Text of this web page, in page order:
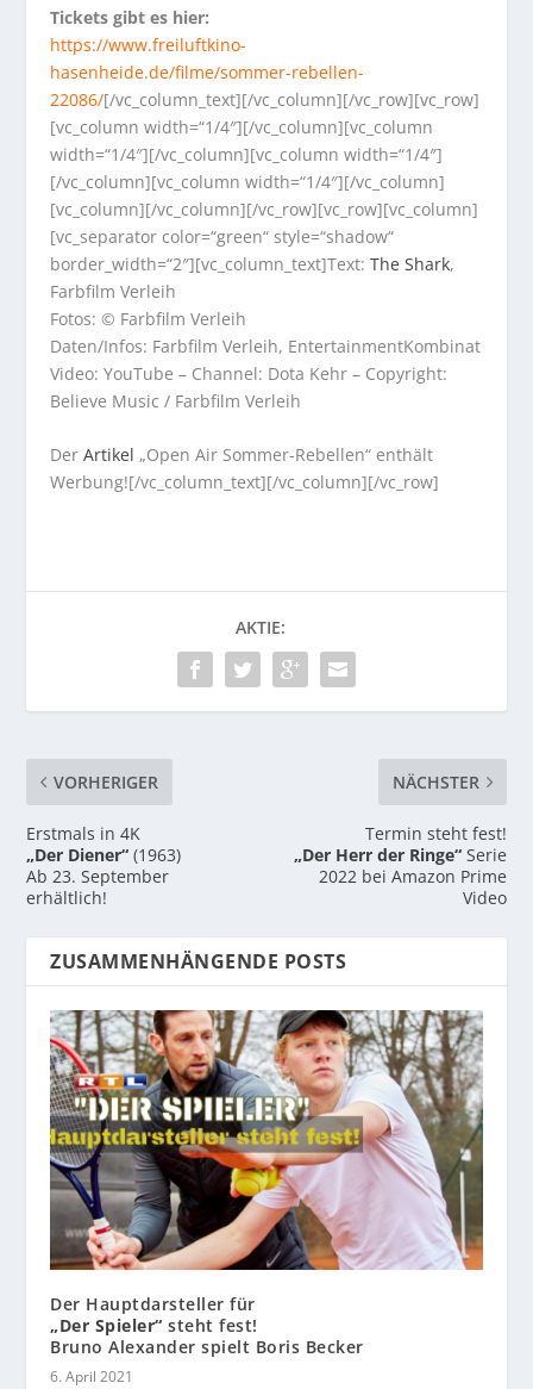
Tickets gibt es hier:
https://www.freiluftkino-
hasenheide.de/filme/sommer-rebellen-
22086/[/vc_column_text][/vc_column][/vc_row][vc_row]
[vc_column width=“1/4″][/vc_column][vc_column
width=“1/4″][/vc_column][vc_column width=“1/4″]
[/vc_column][vc_column width=“1/4″][/vc_column]
[vc_column][/vc_column][/vc_row][vc_row][vc_column]
[vc_separator color=“green“ style=“shadow“
border_width=“2″][vc_column_text]Text:The Shark,
Farbfilm Verleih
Fotos: © Farbfilm Verleih
Daten/Infos: Farbfilm Verleih, EntertainmentKombinat
Video: YouTube – Channel: Dota Kehr – Copyright:
Believe Music / Farbfilm Verleih
DerArtikel „Open Air Sommer-Rebellen“ enthält
Werbung![/vc_column_text][/vc_column][/vc_row]
AKTIE:
VORHERIGER
Erstmals in 4K
„Der Diener“ (1963)
Ab 23. September
erhältlich!
NÄCHSTER
Termin steht fest!
„Der Herr der Ringe“ Serie
2022 bei Amazon Prime
Video
ZUSAMMENHÄNGENDE POSTS
Der Hauptdarsteller für
„Der Spieler“steht fest!
Bruno Alexander spielt Boris Becker
6. April 2021